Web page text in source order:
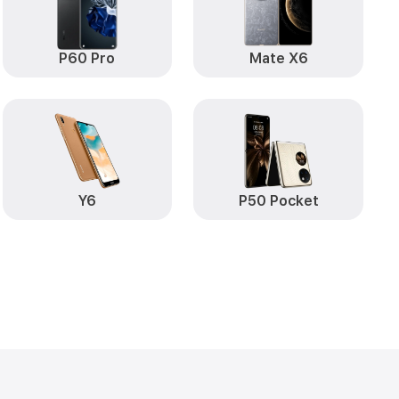
Заказать
Huawei Заказать
Y90
Заказать
P60 Pro Mate X6
Y6 P50 Pocket